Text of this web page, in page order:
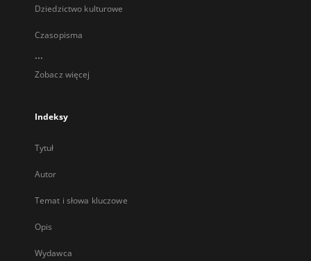
Dziedzictwo kulturowe
Czasopisma
...
Zobacz więcej
Indeksy
Tytuł
Autor
Temat i słowa kluczowe
Opis
Wydawca